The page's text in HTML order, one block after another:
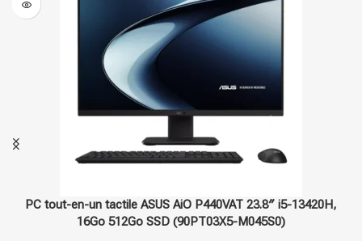
PC tout-en-un tactile ASUS AiO P440VAT 23.8″ i5-13420H,
16Go 512Go SSD (90PT03X5-M045S0)